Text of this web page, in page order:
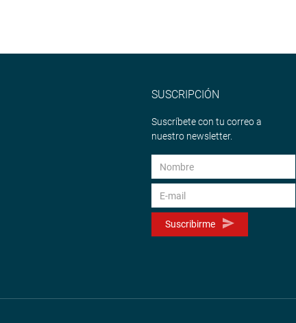
SUSCRIPCIÓN
Suscríbete con tu correo a
nuestro newsletter.
Suscribirme